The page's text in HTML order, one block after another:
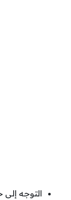
التوجه إلى